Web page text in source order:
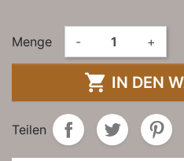
Menge - +
 IN DEN
Teilen